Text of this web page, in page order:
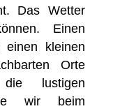
Das Wetter
Einen
einen kleinen
Orte
lustigen
wir beim